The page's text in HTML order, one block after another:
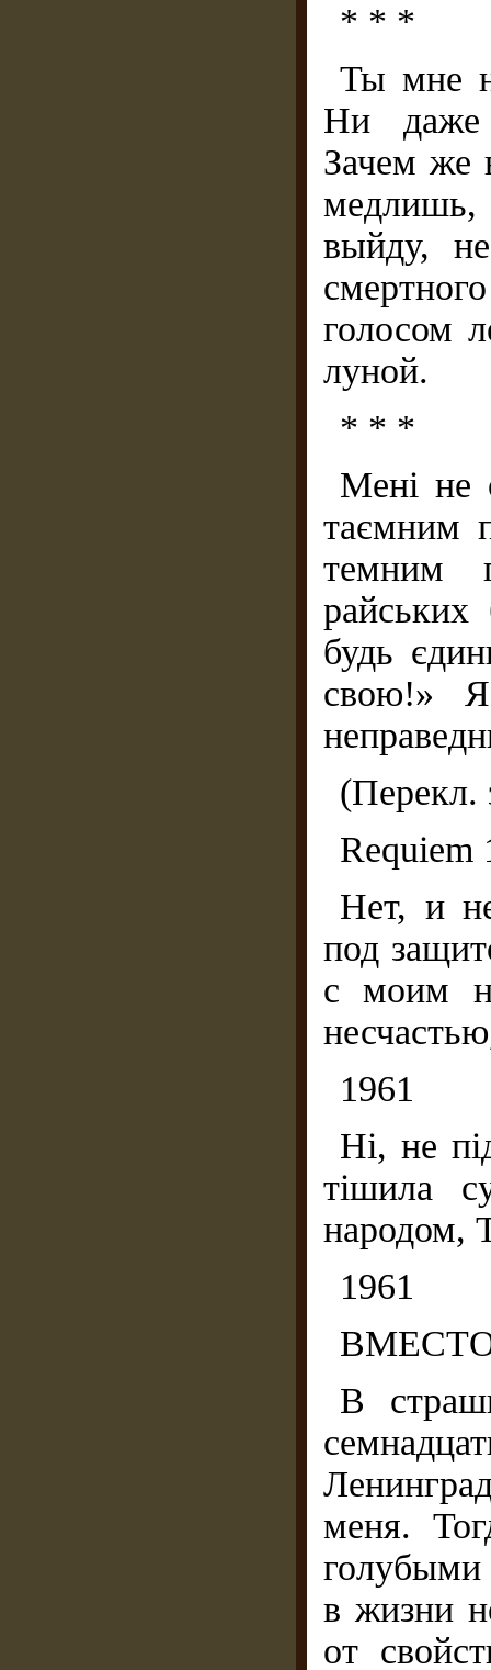
* * *
Ты мне
Ни даже
Зачем же
выйду,
голосом
луной.
* * *
Мені не
таємним
темним
будь
свою!» Я
Requiem
Нет, и
под
с моим
1961
Ні, не
тішила
народом,
1961
В
меня.
голубыми
в жизни
от